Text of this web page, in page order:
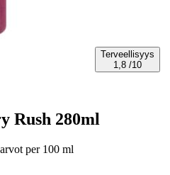
Terveellisyys
1,8 /10
Rush 280ml
per 100 ml